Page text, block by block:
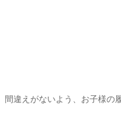
違えがないよう、お子様の